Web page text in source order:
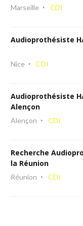
Marseille CDI
Audioprothésiste
Nice CDI
Audioprothésiste
Alençon
Alençon CDI
Recherche
la Réunion
Réunion CDI